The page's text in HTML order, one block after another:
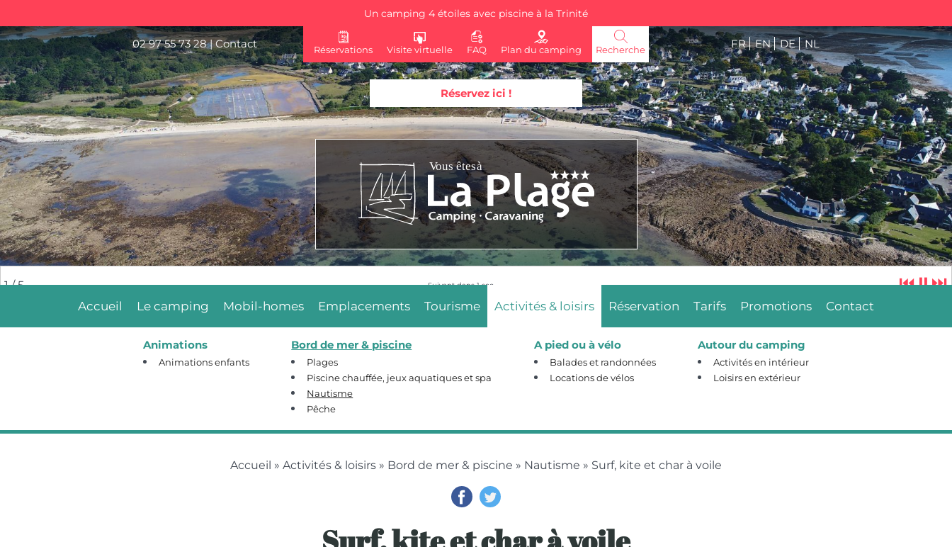
Un camping 4 étoiles avec piscine à la Trinité
02 97 55 73 28|Contact FR EN DE NL
Réservations Visite virtuelle FAQ Plan du camping Recherche
Réservez ici !
2/ 5 Suivant dans4sec. ⏮⏸⏭
Accueil Le camping Mobil-homes Emplacements Tourisme Activités & loisirs Réservation Tarifs Promotions Contact
Animations
Animations enfants
Bord de mer & piscine
Plages
Piscine chauffée, jeux aquatiques et spa
Nautisme
Pêche
A pied ou à vélo
Balades et randonnées
Locations de vélos
Autour du camping
Activités en intérieur
Loisirs en extérieur
Accueil » Activités & loisirs » Bord de mer & piscine » Nautisme » Surf, kite et char à voile